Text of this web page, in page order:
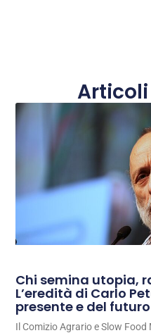
Chi semina utopia,
L’eredità di Carlo
presente e del futuro
Il Comizio Agrario e Slow Food